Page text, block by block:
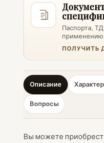
Паспорта,
применению
ПОЛУЧИТЬ
Описание
Вопросы
Вы можете